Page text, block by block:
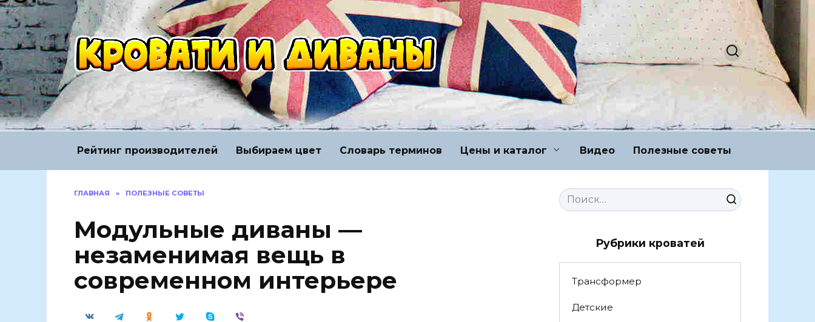
Перейти
к
содержанию
Рейтинг производителей Выбираем цвет Словарь терминов Цены и каталог Видео Полезные советы
ГЛАВНАЯ » ПОЛЕЗНЫЕ СОВЕТЫ
Модульные диваны —
незаменимая вещь в
современном интерьере
Search
for:
Рубрики кроватей
Трансформер
Детские